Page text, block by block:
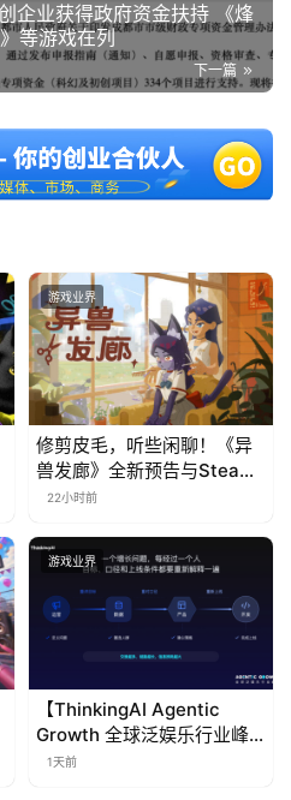
业获得政府资金扶持 《烽
等游戏在列
下一篇
游戏业界
修剪皮毛，听些闲聊！《异
兽发廊》全新预告与Steam
免费试玩公开
22小时前
游戏业界
【ThinkingAI Agentic
Growth 全球泛娱乐行业峰
会】Agent 时代，人到底负
1天前